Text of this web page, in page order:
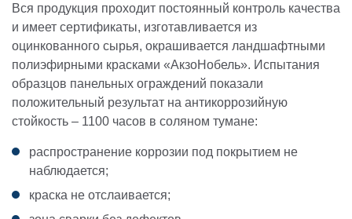
Вся продукция проходит постоянный контроль качества
и имеет сертификаты, изготавливается из
оцинкованного сырья, окрашивается ландшафтными
полиэфирными красками «АкзоНобель». Испытания
образцов панельных ограждений показали
положительный результат на антикоррозийную
стойкость – 1100 часов в соляном тумане:
распространение коррозии под покрытием не
наблюдается;
краска не отслаивается;